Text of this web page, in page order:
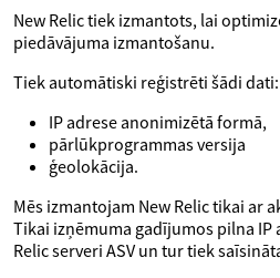
New Relic tiek izmantots, lai
piedāvājuma izmantošanu.
Tiek automātiski reģistrēti šādi dati:
IP adrese anonimizētā formā,
pārlūkprogrammas versija
ģeolokācija.
Mēs izmantojam New Relic tikai ar
Tikai izņēmuma gadījumos pilna IP
Relic serveri ASV un tur tiek